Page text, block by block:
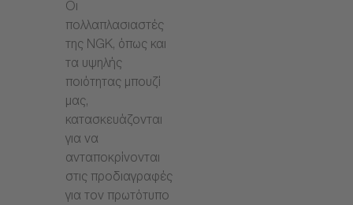
Οι
πολλαπλασιαστές
της NGK, όπως και
τα υψηλής
ποιότητας μπουζί
μας,
κατασκευάζονται
για να
ανταποκρίνονται
στις προδιαγραφές
για τον πρωτότυπο